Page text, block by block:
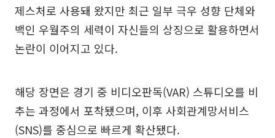
제스처로 사용돼 왔지만 최근 일부 극우 성향 단체와
백인 우월주의 세력이 자신들의 상징으로 활용하면서
논란이 이어지고 있다.
해당 장면은 경기 중 비디오판독(VAR) 스튜디오를 비
추는 과정에서 포착됐으며, 이후 사회관계망서비스
(SNS)를 중심으로 빠르게 확산됐다.